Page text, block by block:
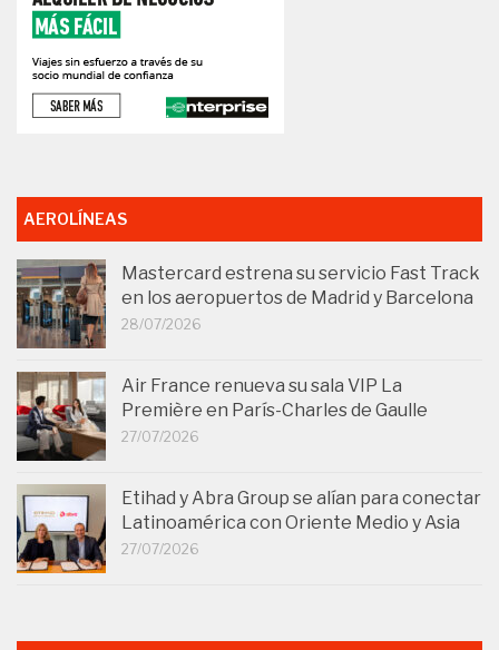
AEROLÍNEAS
Mastercard estrena su servicio Fast Track
en los aeropuertos de Madrid y Barcelona
28/07/2026
Air France renueva su sala VIP La
Première en París-Charles de Gaulle
27/07/2026
Etihad y Abra Group se alían para conectar
Latinoamérica con Oriente Medio y Asia
27/07/2026